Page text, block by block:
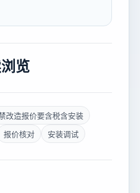
览
改造报价要含税含安装
报价核对 安装调试